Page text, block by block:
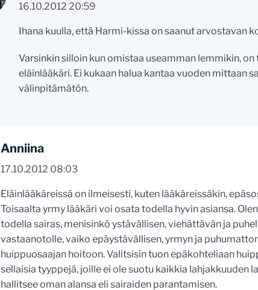
16.10.2012 20:59
Ihana kuulla, että Harmi-kissa on saanut arvostavan
Varsinkin silloin kun omistaa useamman lemmikin,
eläinlääkäri. Ei kukaan halua kantaa vuoden mittaan
välinpitämätön.
Anniina
17.10.2012 08:03
Eläinlääkäreissä on ilmeisesti, kuten lääkäreissäkin,
Toisaalta yrmy lääkäri voi osata todella hyvin asiansa.
todella sairas, menisinkö ystävällisen, viehättävän ja
vastaanotolle, vaiko epäystävällisen, yrmyn ja
huippuosaajan hoitoon. Valitsisin tuon epäkohteliaan
sellaisia tyyppejä, joille ei ole suotu kaikkia lahjakkuuden
hallitsee oman alansa eli sairaiden parantamisen.